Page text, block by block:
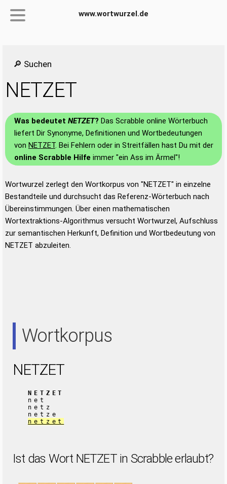
www.wortwurzel.de
🔎 Suchen
NETZET
Was bedeutet NETZET? Das Scrabble online Wörterbuch
liefert Dir Synonyme, Definitionen und Wortbedeutungen
von NETZET. Bei Fehlern oder in Streitfällen hast Du mit der
online Scrabble Hilfe immer "ein Ass im Ärmel"!
Wortwurzel zerlegt den Wortkorpus von "NETZET" in einzelne
Bestandteile und durchsucht das Referenz-Wörterbuch nach
Übereinstimmungen. Über einen mathematischen
Wortextraktions-Algorithmus versucht Wortwurzel, Aufschluss
zur semantischen Herkunft, Definition und Wortbedeutung von
NETZET abzuleiten.
Wortkorpus
NETZET
NETZET
net
netz
netze
netzet
Ist das Wort NETZET in Scrabble erlaubt?